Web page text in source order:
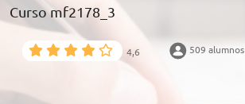
CONOCE EUROINNOVA
BECAS Y FINANCIACIÓN
formacion@euroinnova.com
TRABAJA CON NOSOTROS
Curso mf2178_3
4,6 509 alumnos